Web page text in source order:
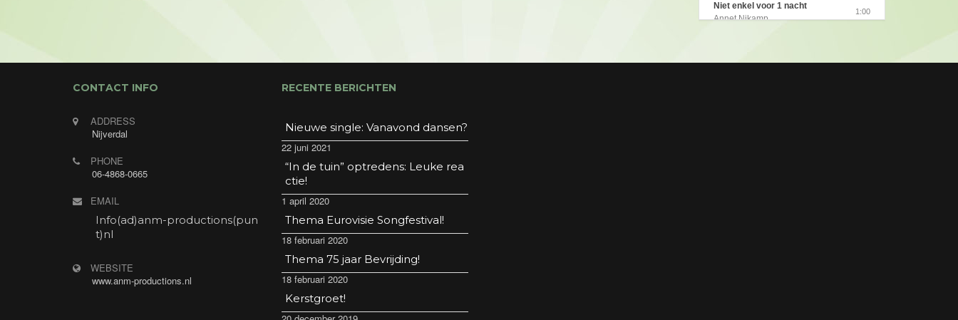
Dokte Dokter
1:00
1:00
Niet enkel voor 1 nacht
Annet Nikamp
1:00
Annet Nikamp
CONTACT INFO
ADDRESS
Nijverdal
PHONE
06-4868-0665
EMAIL
Info(ad)anm-productions(pun
t)nl
WEBSITE
www.anm-productions.nl
RECENTE BERICHTEN
Nieuwe single: Vanavond dansen?
22 juni 2021
“In de tuin” optredens: Leuke rea
ctie!
1 april 2020
Thema Eurovisie Songfestival!
18 februari 2020
Thema 75 jaar Bevrijding!
18 februari 2020
Kerstgroet!